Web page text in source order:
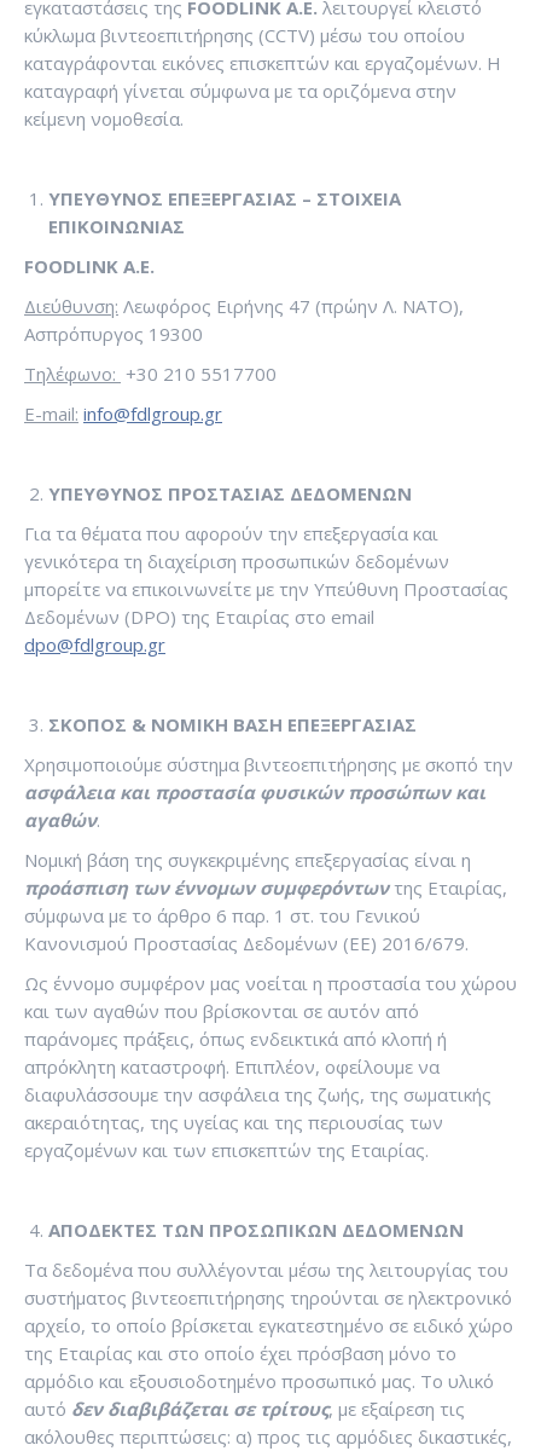
εγκαταστάσεις της FOODLINK Α.Ε. λειτουργεί κλειστό
κύκλωμα βιντεοεπιτήρησης (CCTV) μέσω του οποίου
καταγράφονται εικόνες επισκεπτών και εργαζομένων. Η
καταγραφή γίνεται σύμφωνα με τα οριζόμενα στην
κείμενη νομοθεσία.
ΥΠΕΥΘΥΝΟΣ ΕΠΕΞΕΡΓΑΣΙΑΣ – ΣΤΟΙΧΕΙΑ
ΕΠΙΚΟΙΝΩΝΙΑΣ
FOODLINK A.E.
Διεύθυνση: Λεωφόρος Ειρήνης 47 (πρώην Λ. ΝΑΤΟ),
Ασπρόπυργος 19300
Τηλέφωνο: +30 210 5517700
E-mail: info@fdlgroup.gr
ΥΠΕΥΘΥΝΟΣ ΠΡΟΣΤΑΣΙΑΣ ΔΕΔΟΜΕΝΩΝ
Για τα θέματα που αφορούν την επεξεργασία και
γενικότερα τη διαχείριση προσωπικών δεδομένων
μπορείτε να επικοινωνείτε με την Υπεύθυνη Προστασίας
Δεδομένων (DPO) της Εταιρίας στο email
dpo@fdlgroup.gr
ΣΚΟΠΟΣ & ΝΟΜΙΚΗ ΒΑΣΗ ΕΠΕΞΕΡΓΑΣΙΑΣ
Χρησιμοποιούμε σύστημα βιντεοεπιτήρησης με σκοπό την
ασφάλεια και προστασία φυσικών προσώπων και
αγαθών.
Νομική βάση της συγκεκριμένης επεξεργασίας είναι η
προάσπιση των έννομων συμφερόντωντης Εταιρίας,
σύμφωνα με το άρθρο 6 παρ. 1 στ. του Γενικού
Κανονισμού Προστασίας Δεδομένων (ΕΕ) 2016/679.
Ως έννομο συμφέρον μας νοείται η προστασία του χώρου
και των αγαθών που βρίσκονται σε αυτόν από
παράνομες πράξεις, όπως ενδεικτικά από κλοπή ή
απρόκλητη καταστροφή. Επιπλέον, οφείλουμε να
διαφυλάσσουμε την ασφάλεια της ζωής, της σωματικής
ακεραιότητας, της υγείας και της περιουσίας των
εργαζομένων και των επισκεπτών της Εταιρίας.
ΑΠΟΔΕΚΤΕΣ ΤΩΝ ΠΡΟΣΩΠΙΚΩΝ ΔΕΔΟΜΕΝΩΝ
Τα δεδομένα που συλλέγονται μέσω της λειτουργίας του
συστήματος βιντεοεπιτήρησης τηρούνται σε ηλεκτρονικό
αρχείο, το οποίο βρίσκεται εγκατεστημένο σε ειδικό χώρο
της Εταιρίας και στο οποίο έχει πρόσβαση μόνο το
αρμόδιο και εξουσιοδοτημένο προσωπικό μας. Το υλικό
αυτό δεν διαβιβάζεται σε τρίτους, με εξαίρεση τις
ακόλουθες περιπτώσεις: α) προς τις αρμόδιες δικαστικές,